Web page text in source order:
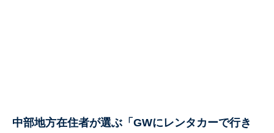
中部地方在住者が選ぶ「GWにレンタカーで行き